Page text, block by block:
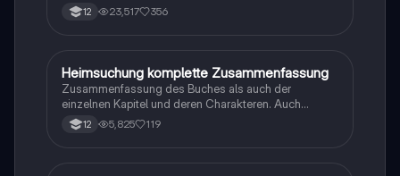
12 23,517 356
Deutsch
Heimsuchung komplette Zusammenfassung
Zusammenfassung des Buches als auch der
einzelnen Kapitel und deren Charakteren. Auch
tabellarisch. Im Unterricht ohne KI erstellt
12 5,825 119